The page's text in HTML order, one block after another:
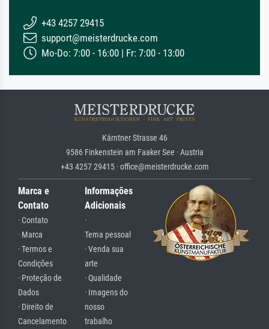
+43 4257 29415
support@meisterdrucke.com
Mo-Do: 7:00 - 16:00 | Fr: 7:00 - 13:00
Kärntner Strasse 46
9586 Finkenstein am Faaker See · Austria
+43 4257 29415 · office@meisterdrucke.com
Marca e
Contato
· Contato
· Marca
· Termos e
Condições
· Proteção de
Dados
· Direito de
Cancelamento
Informações
Adicionais
·
Tema pessoal
· Venda sua
arte
· Qualidade
· Imagens do
nosso
trabalho